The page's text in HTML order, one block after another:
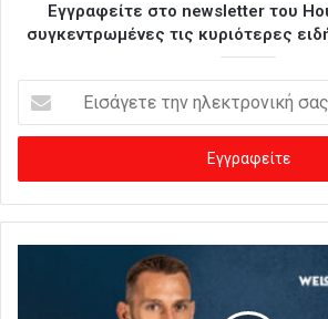
Εγγραφείτε στο newsletter του
συγκεντρωμένες τις κυριότερες
σ
γ
ε